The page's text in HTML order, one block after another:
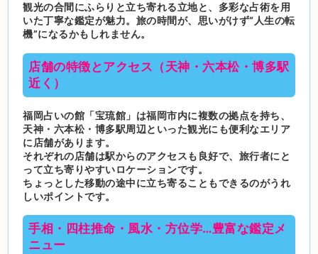
観光の合間にふらりと立ち寄れる立地と、多彩な占術を用
いた丁寧な鑑定が魅力。旅の時間が、思いがけず“人生の転
機”になるかもしれません。
店舗の特徴とアクセス（天神・六本松・博多駅
近く）
福岡占いの館「宝琉館」は福岡市内に複数の拠点を持ち、
天神・六本松・博多駅周辺といった観光にも便利なエリア
に店舗があります。
それぞれの店舗は駅からのアクセスも良好で、旅行者にと
って立ち寄りやすいロケーションです。
ちょっとした移動の途中に立ち寄ることもできるのがうれ
しいポイントです。
手相・四柱推命・風水・方位学…豊富な鑑定メ
ニュー